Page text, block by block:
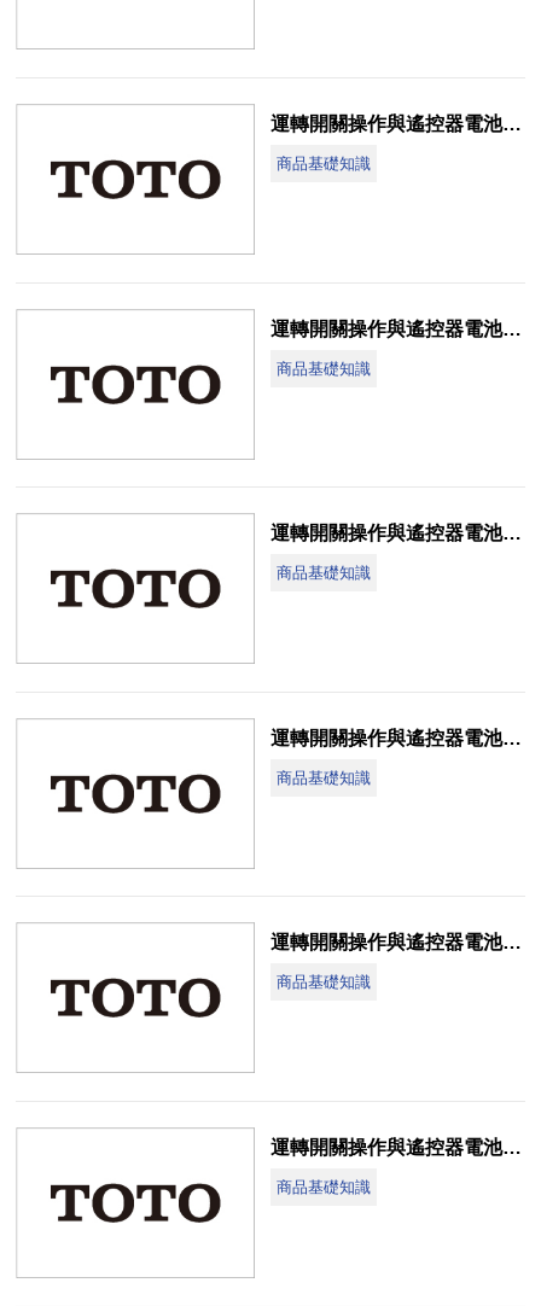
運轉開關操作與遙控器電池更換說明(CES9573RTG-D)
商品基礎知識
運轉開關操作與遙控器電池更換說明(CES9571MTR-SD)
商品基礎知識
運轉開關操作與遙控器電池更換說明(CES9433WT-G2)
商品基礎知識
運轉開關操作與遙控器電池更換說明(CES9432ET-GG)
商品基礎知識
運轉開關操作與遙控器電池更換說明(CES9083ET-Z3)
商品基礎知識
運轉開關操作與遙控器電池更換說明(CES999T-NJ)
商品基礎知識